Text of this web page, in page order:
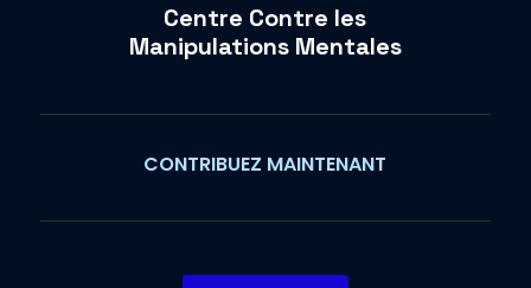
Centre Contre les
Manipulations Mentales
CONTRIBUEZ MAINTENANT